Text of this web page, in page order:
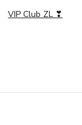
VIP Club ZL ❣